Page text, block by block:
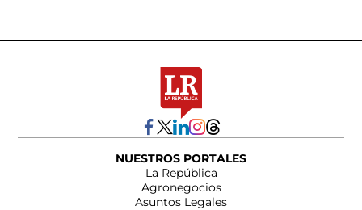
NUESTROS PORTALES
La República
Agronegocios
Asuntos Legales